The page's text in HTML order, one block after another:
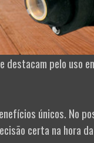
destacam pelo uso
únicos. No
certa na hora da